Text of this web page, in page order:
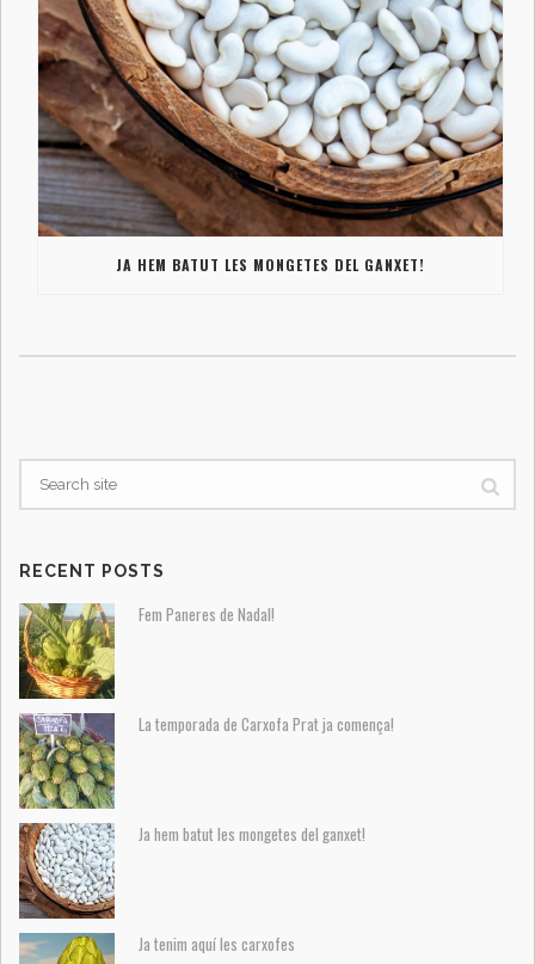
JA HEM BATUT LES MONGETES DEL GANXET!
RECENT POSTS
Fem Paneres de Nadal!
La temporada de Carxofa Prat ja comença!
Ja hem batut les mongetes del ganxet!
Ja tenim aquí les carxofes